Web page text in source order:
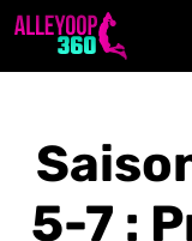
Aller
5-7 :